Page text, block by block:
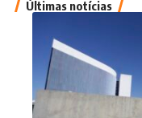
Últimas notícias